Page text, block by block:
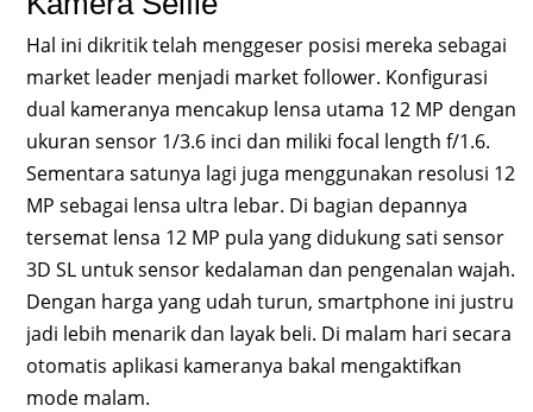
Hal ini dikritik telah menggeser posisi mereka sebagai
market leader menjadi market follower. Konfigurasi
dual kameranya mencakup lensa utama 12 MP dengan
ukuran sensor 1/3.6 inci dan miliki focal length f/1.6.
Sementara satunya lagi juga menggunakan resolusi 12
MP sebagai lensa ultra lebar. Di bagian depannya
tersemat lensa 12 MP pula yang didukung sati sensor
3D SL untuk sensor kedalaman dan pengenalan wajah.
Dengan harga yang udah turun, smartphone ini justru
jadi lebih menarik dan layak beli. Di malam hari secara
otomatis aplikasi kameranya bakal mengaktifkan
mode malam.